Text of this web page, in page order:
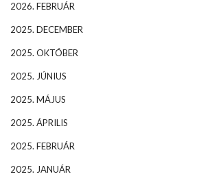
2026. FEBRUÁR
2025. DECEMBER
2025. OKTÓBER
2025. JÚNIUS
2025. MÁJUS
2025. ÁPRILIS
2025. FEBRUÁR
2025. JANUÁR